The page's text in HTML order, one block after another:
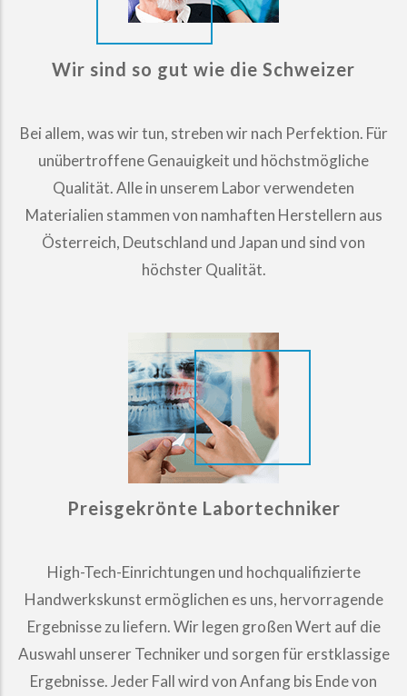
Wir sind so gut wie die Schweizer
Bei allem, was wir tun, streben wir nach Perfektion. Für
unübertroffene Genauigkeit und höchstmögliche
Qualität. Alle in unserem Labor verwendeten
Materialien stammen von namhaften Herstellern aus
Österreich, Deutschland und Japan und sind von
höchster Qualität.
Preisgekrönte Labortechniker
High-Tech-Einrichtungen und hochqualifizierte
Handwerkskunst ermöglichen es uns, hervorragende
Ergebnisse zu liefern. Wir legen großen Wert auf die
Auswahl unserer Techniker und sorgen für erstklassige
Ergebnisse. Jeder Fall wird von Anfang bis Ende von